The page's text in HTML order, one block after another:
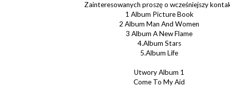
Zainteresowanych proszę o wcześniejszy
1 Album Picture Book
2 Album Man And Women
3 Album A New Flame
4.Album Stars
5.Album Life
Utwory Album 1
Come To My Aid